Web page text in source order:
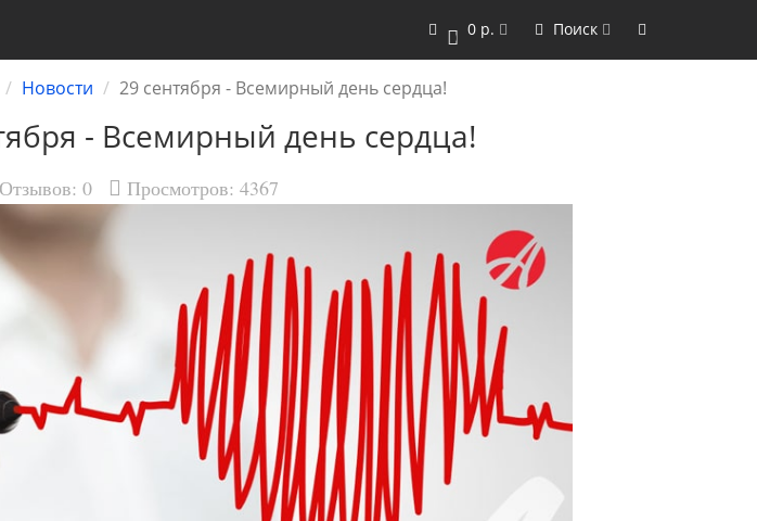
0 0 р. Поиск
Новости 29 сентября - Всемирный день сердца!
- Всемирный день сердца!
Отзывов: 0 Просмотров: 4367